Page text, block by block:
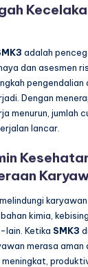
adalah
dan asesmen
pengendalian
Dengan
menurun, jumlah
lancar.
melindungi
kimia,
lain. Ketika SMK3
merasa aman